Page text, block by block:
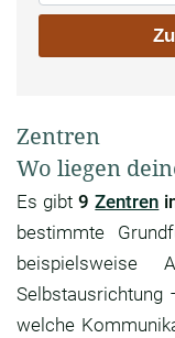
Zentren
Wo liegen
Es gibt9Zentren
bestimmte
beispielsweise
Selbstausrichtung
welche